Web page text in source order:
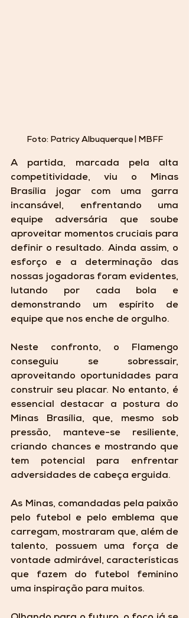
Foto: Patricy Albuquerque | MBFF
A partida, marcada pela alta
competitividade, viu o Minas
Brasília jogar com uma garra
incansável, enfrentando uma
equipe adversária que soube
aproveitar momentos cruciais para
definir o resultado. Ainda assim, o
esforço e a determinação das
nossas jogadoras foram evidentes,
lutando por cada bola e
demonstrando um espírito de
equipe que nos enche de orgulho.
Neste confronto, o Flamengo
conseguiu se sobressair,
aproveitando oportunidades para
construir seu placar. No entanto, é
essencial destacar a postura do
Minas Brasília, que, mesmo sob
pressão, manteve-se resiliente,
criando chances e mostrando que
tem potencial para enfrentar
adversidades de cabeça erguida.
As Minas, comandadas pela paixão
pelo futebol e pelo emblema que
carregam, mostraram que, além de
talento, possuem uma força de
vontade admirável, características
que fazem do futebol feminino
uma inspiração para muitos.